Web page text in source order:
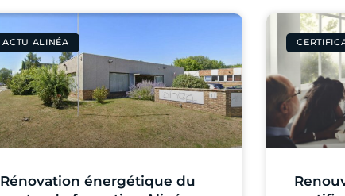
ACTU ALINÉA
Rénovation énergétique du